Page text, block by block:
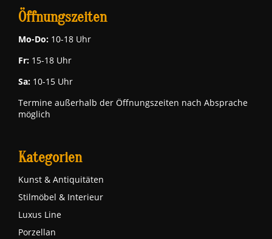
Öffnungszeiten
Mo-Do: 10-18 Uhr
Fr: 15-18 Uhr
Sa: 10-15 Uhr
Termine außerhalb der Öffnungszeiten nach Absprache
möglich
Kategorien
Kunst & Antiquitäten
Stilmöbel & Interieur
Luxus Line
Porzellan